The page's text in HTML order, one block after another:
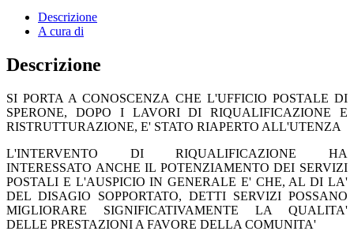
Descrizione
A cura di
Descrizione
SI PORTA A CONOSCENZA CHE L'UFFICIO POSTALE DI
SPERONE, DOPO I LAVORI DI RIQUALIFICAZIONE E
RISTRUTTURAZIONE, E' STATO RIAPERTO ALL'UTENZA
L'INTERVENTO DI RIQUALIFICAZIONE HA
INTERESSATO ANCHE IL POTENZIAMENTO DEI SERVIZI
POSTALI E L'AUSPICIO IN GENERALE E' CHE, AL DI LA'
DEL DISAGIO SOPPORTATO, DETTI SERVIZI POSSANO
MIGLIORARE SIGNIFICATIVAMENTE LA QUALITA'
DELLE PRESTAZIONI A FAVORE DELLA COMUNITA'